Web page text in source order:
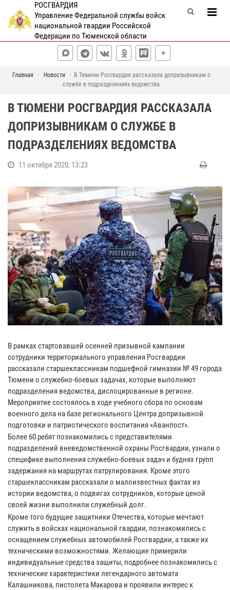
РОСГВАРДИЯ
Управление Федеральной службы войск
национальной гвардии Российской
Федерации по Тюменской области
Главная Новости
В Тюмени Росгвардия рассказала допризывникам о
службе в подразделениях ведомства
В ТЮМЕНИ РОСГВАРДИЯ РАССКАЗАЛА
ДОПРИЗЫВНИКАМ О СЛУЖБЕ В
ПОДРАЗДЕЛЕНИЯХ ВЕДОМСТВА
11 октября 2020, 13:23
В рамках стартовавшей осенней призывной кампании
сотрудники территориального управления Росгвардии
рассказали старшеклассникам подшефной гимназии № 49 города
Тюмени о служебно-боевых задачах, которые выполняют
подразделения ведомства, дислоцированные в регионе.
Мероприятие состоялось в ходе учебного сбора по основам
военного дела на базе регионального Центра допризывной
подготовки и патриотического воспитания «Аванпост».
Более 60 ребят познакомились с представителями
подразделений вневедомственной охраны Росгвардии, узнали о
специфике выполнения служебно-боевых задач и буднях групп
задержания на маршрутах патрулирования. Кроме этого
старшеклассникам рассказали о малоизвестных фактах из
истории ведомства, о подвигах сотрудников, которые ценой
своей жизни выполнили служебный долг.
Кроме того будущие защитники Отечества, которые мечтают
служить в войсках национальной гвардии, познакомились с
оснащением служебных автомобилей Росгвардии, а также их
техническими возможностями. Желающие примерили
индивидуальные средства защиты, подробнее познакомились с
технические характеристики легендарного автомата
Калашникова, пистолета Макарова и проявили интерес к